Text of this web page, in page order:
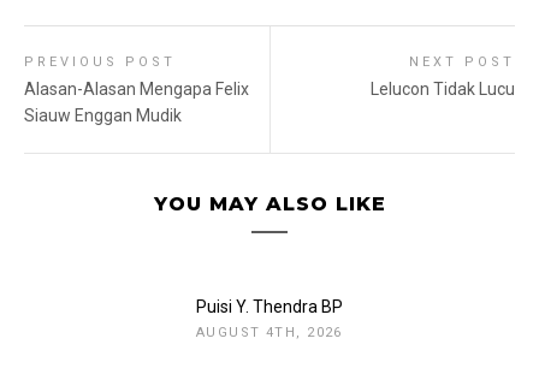
PREVIOUS POST
Alasan-Alasan Mengapa Felix
Siauw Enggan Mudik
NEXT POST
Lelucon Tidak Lucu
YOU MAY ALSO LIKE
Puisi Y. Thendra BP
AUGUST 4TH, 2026